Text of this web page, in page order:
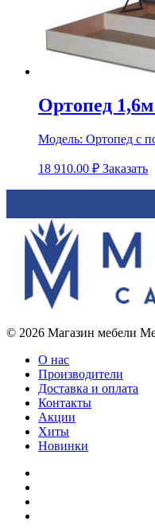
Ортопед
Модель: Ортопед с
18 910.00 ₽ Заказать
© 2026 Магазин мебели
О нас
Производители
Доставка и оплата
Контакты
Акции
Хиты
Новинки